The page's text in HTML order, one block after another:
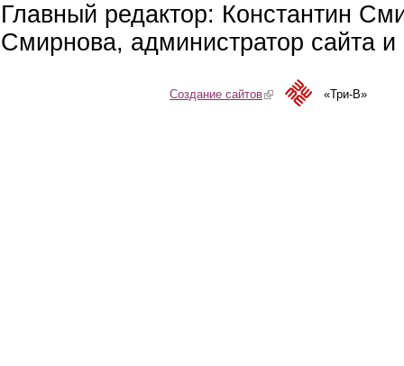
Главный редактор: Константин
Смирнова, администратор сайта
Создание сайтов(link is external)«Три-В»